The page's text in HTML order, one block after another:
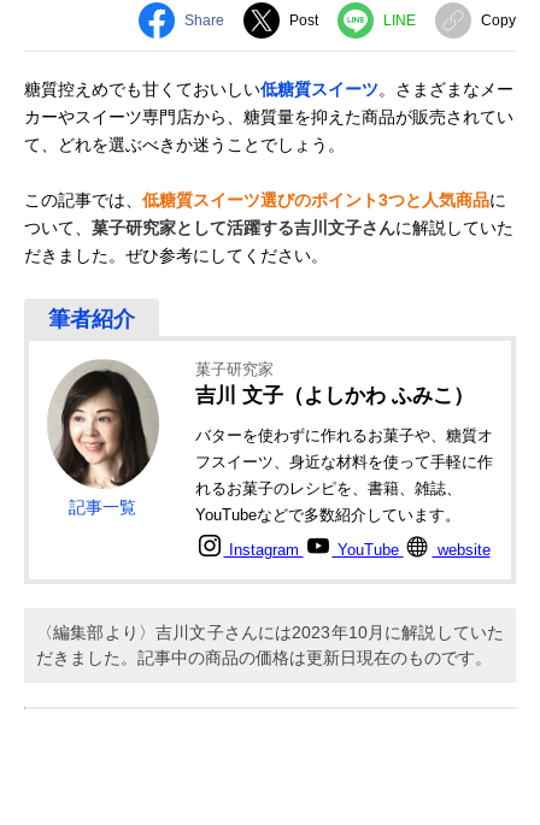
Share Post LINE Copy
糖質控えめでも甘くておいしい低糖質スイーツ。さまざまなメー
カーやスイーツ専門店から、糖質量を抑えた商品が販売されてい
て、どれを選ぶべきか迷うことでしょう。
この記事では、 低糖質スイーツ選びのポイント3つと人気商品に
ついて、 菓子研究家として活躍する吉川文子さんに解説していた
だきました。ぜひ参考にしてください。
記事一覧
菓子研究家
吉川 文子（よしかわ ふみこ）
バターを使わずに作れるお菓子や、糖質オ
フスイーツ、身近な材料を使って手軽に作
れるお菓子のレシピを、書籍、雑誌、
YouTubeなどで多数紹介しています。
Instagram YouTube website
〈編集部より〉吉川文子さんには2023年10月に解説していた
だきました。記事中の商品の価格は更新日現在のものです。